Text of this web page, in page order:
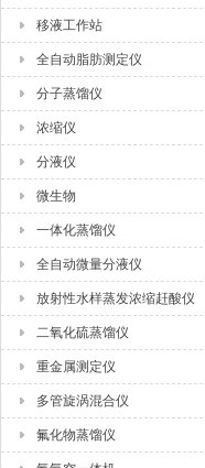
移液工作站
全自动脂肪测定仪
分子蒸馏仪
浓缩仪
分液仪
微生物
一体化蒸馏仪
全自动微量分液仪
放射性水样蒸发浓缩赶酸仪
二氧化硫蒸馏仪
重金属测定仪
多管旋涡混合仪
氟化物蒸馏仪